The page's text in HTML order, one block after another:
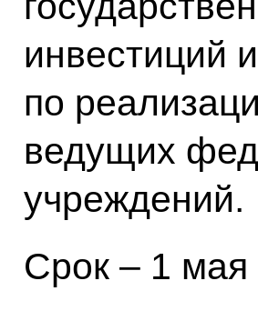
инвестиций
по
ведущих
учреждений.
Срок – 1 мая